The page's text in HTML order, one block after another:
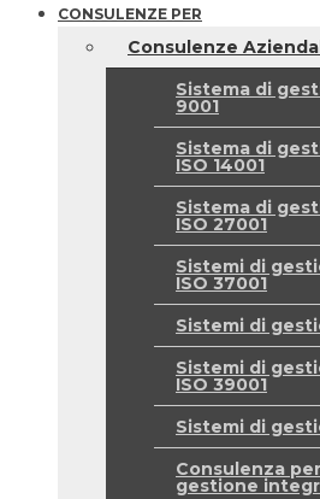
CONSULENZE PER
Consulenze
Sistema di
9001
Sistema di
ISO 14001
Sistema di
ISO 27001
Sistemi di
ISO 37001
Sistemi di
Sistemi di
ISO 39001
Sistemi di
Consulenza
gestione